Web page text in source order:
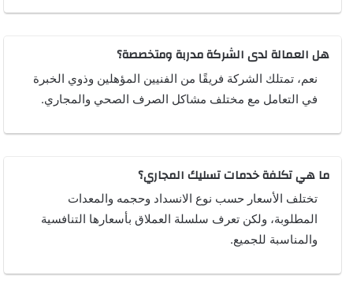
هل العمالة لدى الشركة مدربة ومتخصصة؟
نعم، تمتلك الشركة فريقًا من الفنيين المؤهلين وذوي الخبرة
في التعامل مع مختلف مشاكل الصرف الصحي والمجاري.
ما هي تكلفة خدمات تسليك المجاري؟
تختلف الأسعار حسب نوع الانسداد وحجمه والمعدات
المطلوبة، ولكن تعرف سلسلة العملاق بأسعارها التنافسية
والمناسبة للجميع.